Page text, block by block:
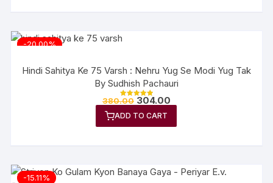
-20.00%
Hindi Sahitya Ke 75 Varsh : Nehru Yug Se Modi Yug Tak
By Sudhish Pachauri
Rated
out of 5
380.00 304.00
ADD TO CART
-15.11%